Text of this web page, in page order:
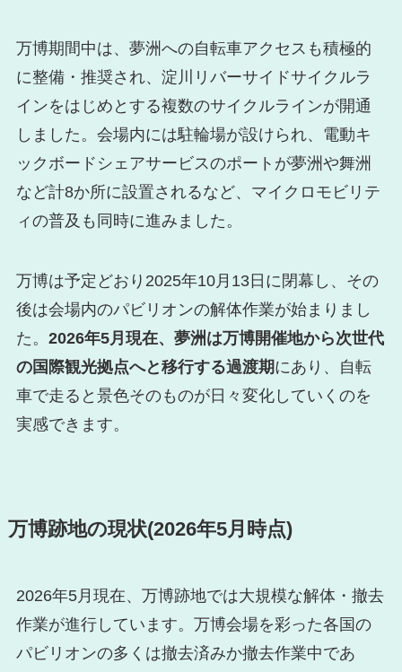
万博期間中は、夢洲への自転車アクセスも積極的
に整備・推奨され、淀川リバーサイドサイクルラ
インをはじめとする複数のサイクルラインが開通
しました。会場内には駐輪場が設けられ、電動キ
ックボードシェアサービスのポートが夢洲や舞洲
など計8か所に設置されるなど、マイクロモビリテ
ィの普及も同時に進みました。
万博は予定どおり2025年10月13日に閉幕し、その
後は会場内のパビリオンの解体作業が始まりまし
た。 2026年5月現在、夢洲は万博開催地から次世代
の国際観光拠点へと移行する過渡期にあり、自転
車で走ると景色そのものが日々変化していくのを
実感できます。
万博跡地の現状(2026年5月時点)
2026年5月現在、万博跡地では大規模な解体・撤去
作業が進行しています。万博会場を彩った各国の
パビリオンの多くは撤去済みか撤去作業中であ